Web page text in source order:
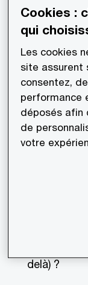
opération
Quel
Quelles
Quel est le
financières
aux
delà) ?
Cookies :
qui
Les cookies
site assurent
consentez,
performance
déposés afin
de
votre